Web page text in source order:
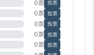
0票 投票
0票 投票
0票 投票
0票 投票
0票 投票